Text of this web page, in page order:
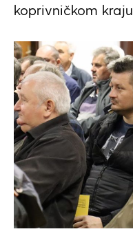
koprivničkom kraju.